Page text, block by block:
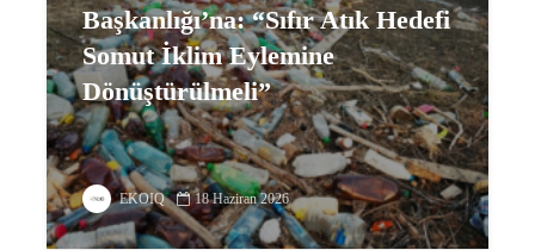
Başkanlığı’na: “Sıfır Atık Hedefi
Somut İklim Eylemine
Dönüştürülmeli”
EKOIQ 18 Haziran 2026